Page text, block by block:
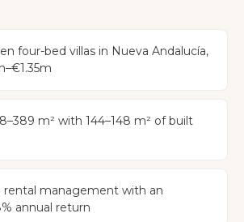
four-bed villas in Nueva Andalucía,
m² with 144–148 m² of built
rental management with an
annual return